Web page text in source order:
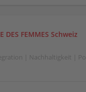
DES FEMMES Schweiz
| Nachhaltigkeit |